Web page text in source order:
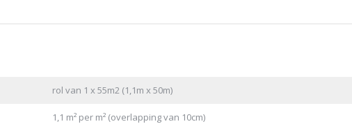
rol van 1 x 55m2 (1,1m x 50m)
1,1 m² per m² (overlapping van 10cm)